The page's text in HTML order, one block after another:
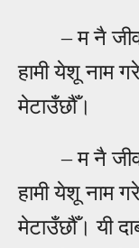
–म नै
हामी येशू नाम
मेटाउँछौँ।
–म नै
हामी येशू नाम
मेटाउँछौँ। यी